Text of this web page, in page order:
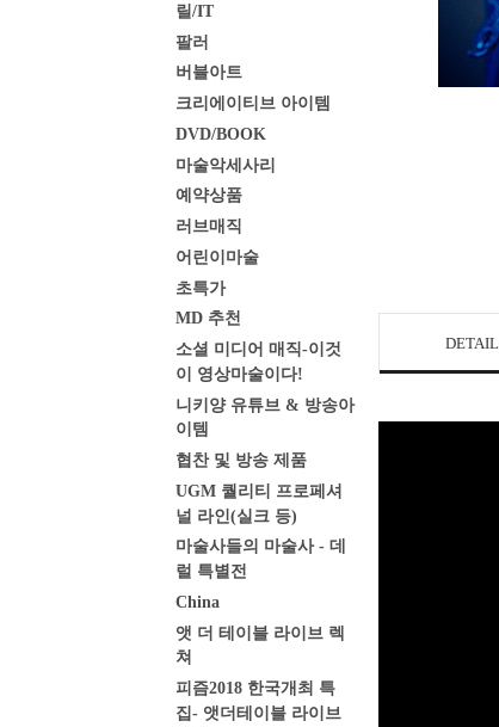
릴/IT
팔러
버블아트
크리에이티브 아이템
DVD/BOOK
마술악세사리
예약상품
러브매직
어린이마술
초특가
MD 추천
소셜 미디어 매직-이것
이 영상마술이다!
니키양 유튜브 & 방송아
이템
협찬 및 방송 제품
UGM 퀄리티 프로페셔
널 라인(실크 등)
마술사들의 마술사 - 데
럴 특별전
China
앳 더 테이블 라이브 렉
쳐
피즘2018 한국개최 특
집- 앳더테이블 라이브